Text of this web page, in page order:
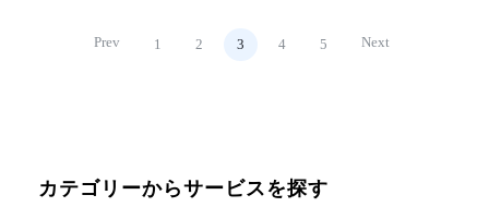
Prev 1 2 3 4 5 Next
カテゴリーからサービスを探す